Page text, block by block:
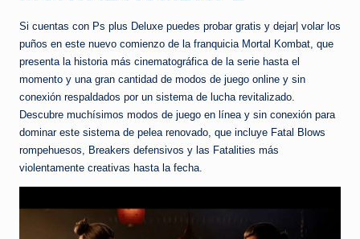
Si cuentas con Ps plus Deluxe puedes probar gratis y dejar| volar los
puños en este nuevo comienzo de la franquicia Mortal Kombat, que
presenta la historia más cinematográfica de la serie hasta el
momento y una gran cantidad de modos de juego online y sin
conexión respaldados por un sistema de lucha revitalizado.
Descubre muchísimos modos de juego en línea y sin conexión para
dominar este sistema de pelea renovado, que incluye Fatal Blows
rompehuesos, Breakers defensivos y las Fatalities más
violentamente creativas hasta la fecha.